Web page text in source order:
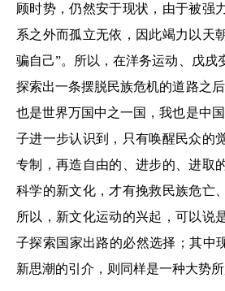
顾时势，仍然安于现状，由于被强
系之外而孤立无依，因此竭力以天
骗自己”。所以，在洋务运动、戊戌
探索出一条摆脱民族危机的道路之
也是世界万国中之一国，我也是中
子进一步认识到，只有唤醒民众的
专制，再造自由的、进步的、进取
科学的新文化，才有挽救民族危亡
所以，新文化运动的兴起，可以说
子探索国家出路的必然选择；其中
新思潮的引介，则同样是一种大势所